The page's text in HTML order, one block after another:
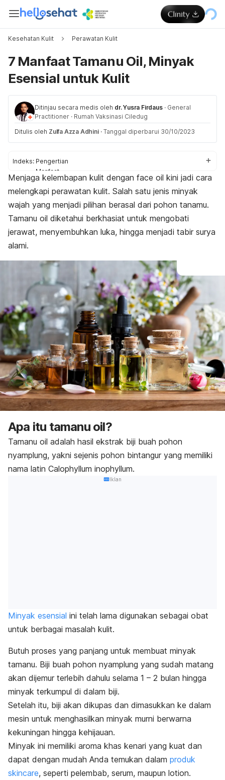
Kesehatan Kulit Perawatan Kulit
7 Manfaat Tamanu Oil, Minyak
Esensial untuk Kulit
Ditinjau secara medis oleh dr. Yusra Firdaus · General
Practitioner · Rumah Vaksinasi Ciledug
Ditulis oleh Zulfa Azza Adhini · Tanggal diperbarui 30/10/2023
Indeks: Pengertian
Manfaat
Tips pemakaian
Menjaga kelembapan kulit dengan face oil kini jadi cara
melengkapi perawatan kulit. Salah satu jenis minyak
wajah yang menjadi pilihan berasal dari pohon tanamu.
Tamanu oil diketahui berkhasiat untuk mengobati
jerawat, menyembuhkan luka, hingga menjadi tabir surya
alami.
Apa itu tamanu oil?
Tamanu oil adalah hasil ekstrak biji buah pohon
nyamplung, yakni sejenis pohon bintangur yang memiliki
nama latin Calophyllum inophyllum.
Iklan
Minyak esensial ini telah lama digunakan sebagai obat
untuk berbagai masalah kulit.
Butuh proses yang panjang untuk membuat minyak
tamanu. Biji buah pohon nyamplung yang sudah matang
akan dijemur terlebih dahulu selama 1 – 2 bulan hingga
minyak terkumpul di dalam biji.
Setelah itu, biji akan dikupas dan dimasukkan ke dalam
mesin untuk menghasilkan minyak murni berwarna
kekuningan hingga kehijauan.
Minyak ini memiliki aroma khas kenari yang kuat dan
dapat dengan mudah Anda temukan dalam produk
skincare, seperti pelembab, serum, maupun lotion.